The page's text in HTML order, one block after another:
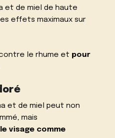
et de miel de haute
effets maximaux sur
le rhume et pour
et de miel peut non
mais
visage comme